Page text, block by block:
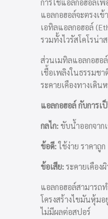
การใช้แอลกอฮอล์เ
แอลกอฮอล์จะตรงเ
เอทิลแอลกอฮอล์
รวมทั้งไวรัสโคโรน่
ส่วนเมทิลแอลกอฮอ
เชื้อเพลิงในธรรมช
ระคายเคืองทางเดิ
แอลกอฮอล์ กับการเ
กลไก:ขับน้ำออกจาก
ข้อดี:ใช้ง่าย ราคาถูก
ข้อเสีย:ระคายเคือง
แอลกอฮอล์สามารถ
โครงสร้างไขมันหุ้ม
ไม่มีผลต่อสปอร์